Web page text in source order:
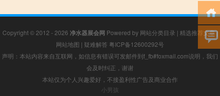
Copyright © 2012 - 2026 净水器展会网 Powered by 网站分类目录 | 精选推荐文章|
网站地图 | 疑难解答 粤ICP备12600292号
声明：本站内容来自互联网，如信息有错误可发邮件到f_fb#foxmail.com说明，我们
会及时纠正，谢谢
本站仅为个人兴趣爱好，不接盈利性广告及商业合作
小男孩